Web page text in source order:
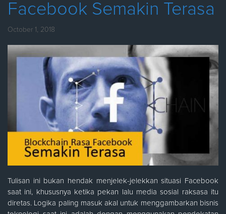
Facebook Semakin Terasa
October 1, 2018
Tulisan ini bukan hendak menjelek-jelekkan situasi Facebook
saat ini, khususnya ketika pekan lalu media sosial raksasa itu
diretas. Logika paling masuk akal untuk menggambarkan bisnis